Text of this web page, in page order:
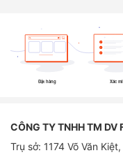
Đặt hàng Xác
CÔNG TY TNHH TM DV
Trụ sở: 1174 Võ Văn